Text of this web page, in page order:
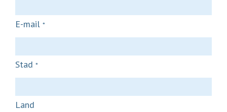
E-mail *
Stad *
Land